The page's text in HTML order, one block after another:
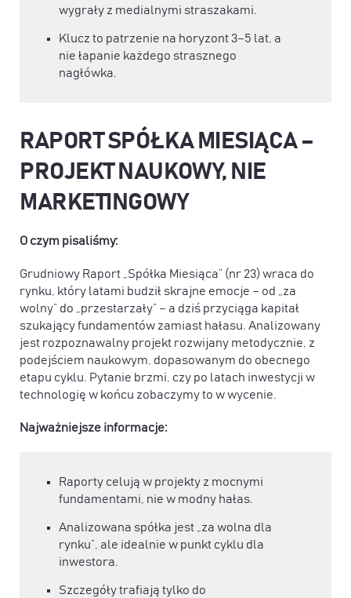
wygrały z medialnymi straszakami.
Klucz to patrzenie na horyzont 3–5 lat, a
nie łapanie każdego strasznego
nagłówka.
RAPORT SPÓŁKA MIESIĄCA –
PROJEKT NAUKOWY, NIE
MARKETINGOWY
O czym pisaliśmy:
Grudniowy Raport „Spółka Miesiąca” (nr 23) wraca do
rynku, który latami budził skrajne emocje – od „za
wolny” do „przestarzały” – a dziś przyciąga kapitał
szukający fundamentów zamiast hałasu. Analizowany
jest rozpoznawalny projekt rozwijany metodycznie, z
podejściem naukowym, dopasowanym do obecnego
etapu cyklu. Pytanie brzmi, czy po latach inwestycji w
technologię w końcu zobaczymy to w wycenie.
Najważniejsze informacje:
Raporty celują w projekty z mocnymi
fundamentami, nie w modny hałas.
Analizowana spółka jest „za wolna dla
rynku”, ale idealnie w punkt cyklu dla
inwestora.
Szczegóły trafiają tylko do